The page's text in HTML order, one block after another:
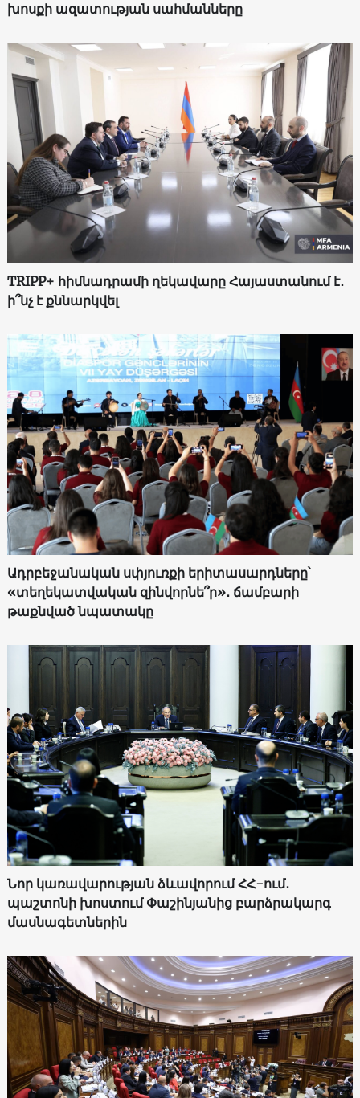
խոսքի ազատության սահմանները
TRIPP+ հիմնադրամի ղեկավարը Հայաստանում է․
ի՞նչ է քննարկվել
Ադրբեջանական սփյուռքի երիտասարդները՝
«տեղեկատվական զինվորնե՞ր»․ ճամբարի
թաքնված նպատակը
Նոր կառավարության ձևավորում ՀՀ-ում․
պաշտոնի խոստում Փաշինյանից բարձրակարգ
մասնագետներին